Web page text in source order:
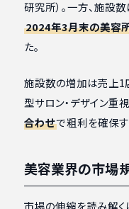
研究所）。一方、施設
2024年3月末の美容
た。
施設数の増加は売上1
型サロン・デザイン重
合わせで粗利を確保
美容業界の市場
市場の伸縮を読み解く